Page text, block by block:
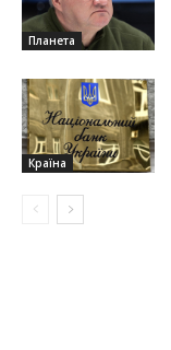
Планета
Країна